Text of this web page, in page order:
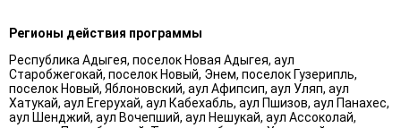
Регионы действия программы
Республика Адыгея, поселок Новая Адыгея, аул
Старобжегокай, поселок Новый, Энем, поселок Гузерипль,
поселок Новый, Яблоновский, аул Афипсип, аул Уляп, аул
Хатукай, аул Егерухай, аул Кабехабль, аул Пшизов, аул Панахес,
аул Шенджий, аул Вочепший, аул Нешукай, аул Ассоколай,